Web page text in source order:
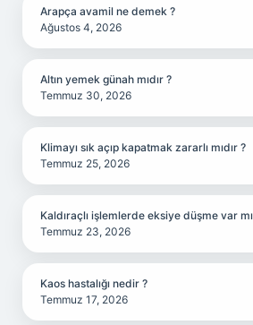
Arapça avamil ne demek ?
Ağustos 4, 2026
Altın yemek günah mıdır ?
Temmuz 30, 2026
Klimayı sık açıp kapatmak zararlı mıdır ?
Temmuz 25, 2026
Kaldıraçlı işlemlerde eksiye düşme var
Temmuz 23, 2026
Kaos hastalığı nedir ?
Temmuz 17, 2026